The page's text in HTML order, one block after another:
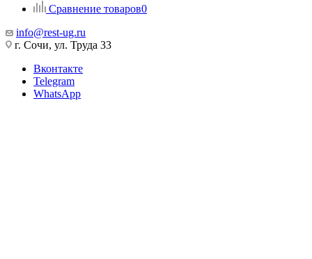
Сравнение товаров0
info@rest-ug.ru
г. Сочи, ул. Труда 33
Вконтакте
Telegram
WhatsApp